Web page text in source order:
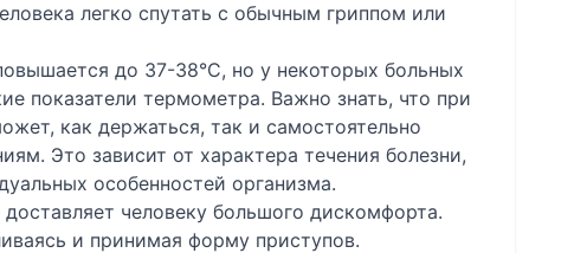
легко спутать с обычным гриппом или
до 37-38°С, но у некоторых больных
показатели термометра. Важно знать, что при
как держаться, так и самостоятельно
Это зависит от характера течения болезни,
особенностей организма.
человеку большого дискомфорта.
и принимая форму приступов.